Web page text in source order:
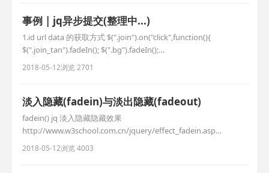
不能套太多,否则
事例 | jq异步提交(整理中...)
1.id url data 的获取方式 $(".join").on("click",function(){
$(".join_tan").fadeIn(); $(".bg").fadeIn();
$("#scrollbox1").html(""); //异步获取联系信息 var
id=$(this).attr('rel');// var url = '__U
2018-05-12浏览 2701
淡入隐藏(fadein)与淡出隐藏(fadeout)
fadein() jq 淡入隐藏隐藏效果
http://www.w3school.com.cn/jquery/effect_fadein.asp
fadeout() jq 淡出隐藏隐藏效果
http://www.w3school.com.cn/jquery/effect_fadeout.asp //清空
2018-05-12浏览 4003